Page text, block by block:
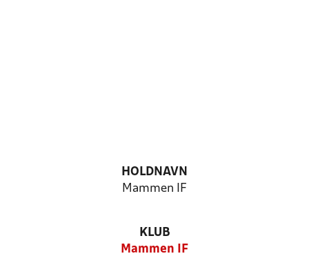
HOLDNAVN
Mammen IF
KLUB
Mammen IF